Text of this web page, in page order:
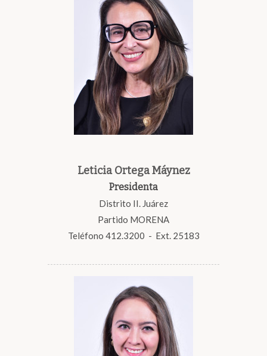
Leticia Ortega Máynez
Presidenta
Distrito II. Juárez
Partido MORENA
Teléfono 412.3200 - Ext. 25183